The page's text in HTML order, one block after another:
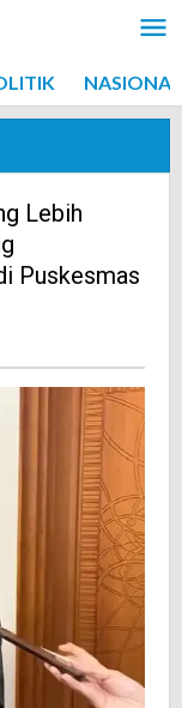
NASIONAL
Lebih
Puskesmas